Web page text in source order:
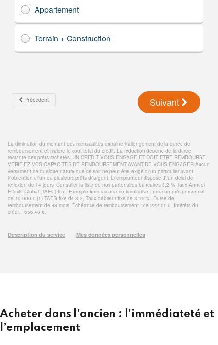
Acheter dans l’ancien : l’immédiateté et
l’emplacement